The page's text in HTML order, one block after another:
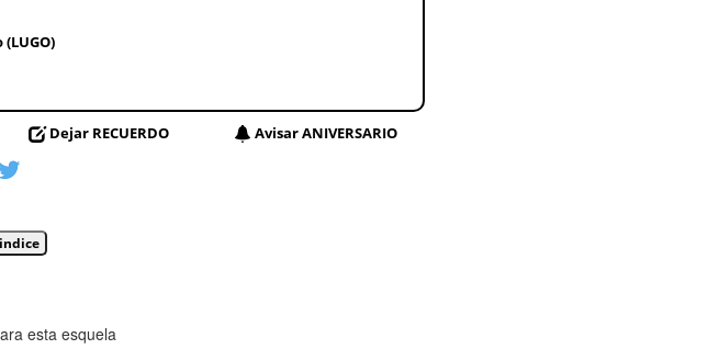
(LUGO)
Dejar RECUERDO Avisar ANIVERSARIO
esta esquela